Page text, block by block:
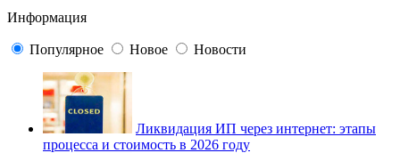
Информация
Популярное Новое Новости
Ликвидация ИП через интернет: этапы
процесса и стоимость в 2026 году